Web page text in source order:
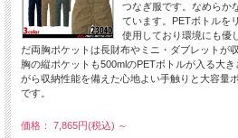
つなぎ服です。なめらか
ています。PETボトルを
使用しており環境にも優
だ両胸ポケットは長財布やミニ・ダブレットが
胸の縦ポケットも500mlのPETボトルが入る大
がら収納性能を備えた心地よい手触りと大容量
です。
価格： 7,865円(税込) ～